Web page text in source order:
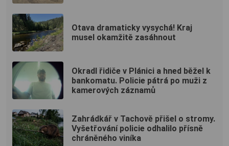
Otava dramaticky vysychá! Kraj
musel okamžitě zasáhnout
Okradl řidiče v Plánici a hned běžel k
bankomatu. Policie pátrá po muži z
kamerových záznamů
Zahrádkář v Tachově přišel o stromy.
Vyšetřování policie odhalilo přísně
chráněného viníka